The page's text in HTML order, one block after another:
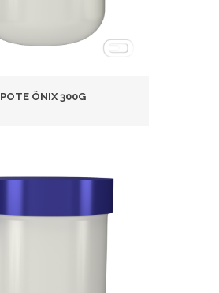
POTE ÔNIX 300G